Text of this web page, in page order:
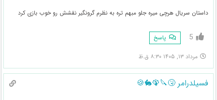
داستان سریال هرچی میره جلو مبهم تره به نظرم گرونگیر نقشش رو خوب بازی کرد
5 پاسخ
مرداد ۱۳, ۱۴۰۵ ۸:۳۰ ق.ظ
فسیلدرامر 🤧🔪🦚🐇🍪